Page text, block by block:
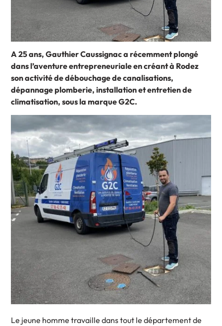
A 25 ans, Gauthier Caussignac a récemment plongé
dans l’aventure entrepreneuriale en créant à Rodez
son activité de débouchage de canalisations,
dépannage plomberie, installation et entretien de
climatisation, sous la marque G2C.
Le jeune homme travaille dans tout le département de